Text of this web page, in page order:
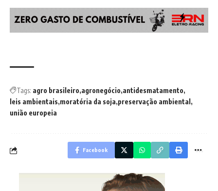
Tags: agro brasileiro agronegócio antidesmatamento
leis ambientais moratória da soja preservação ambiental
união europeia
Facebook